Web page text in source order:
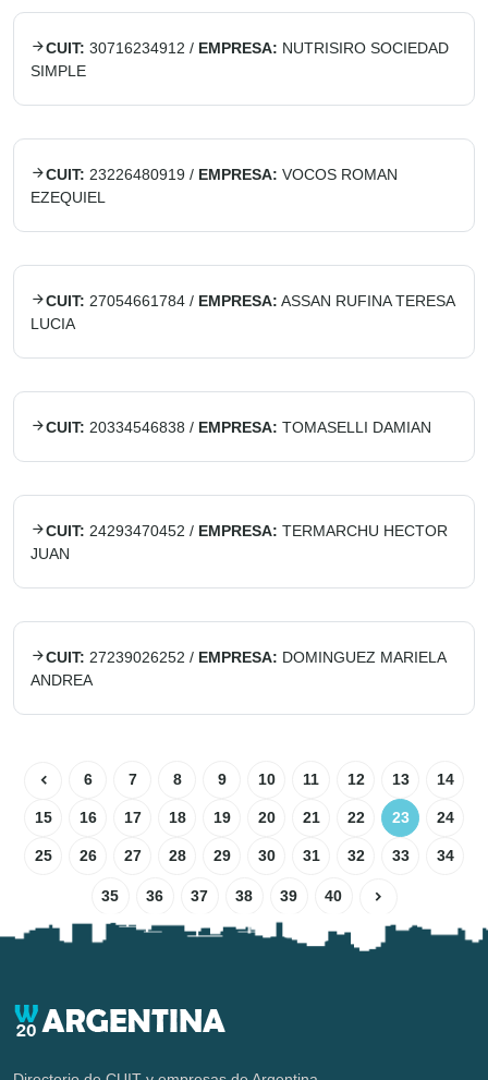
CUIT: 30716234912 / EMPRESA: NUTRISIRO SOCIEDAD
SIMPLE
CUIT: 23226480919 / EMPRESA: VOCOS ROMAN
EZEQUIEL
CUIT: 27054661784 / EMPRESA: ASSAN RUFINA TERESA
LUCIA
CUIT: 20334546838 / EMPRESA: TOMASELLI DAMIAN
CUIT: 24293470452 / EMPRESA: TERMARCHU HECTOR
JUAN
CUIT: 27239026252 / EMPRESA: DOMINGUEZ MARIELA
ANDREA
6 7 8 9 10 11 12 13 14
15 16 17 18 19 20 21 22 23 24
25 26 27 28 29 30 31 32 33 34
35 36 37 38 39 40